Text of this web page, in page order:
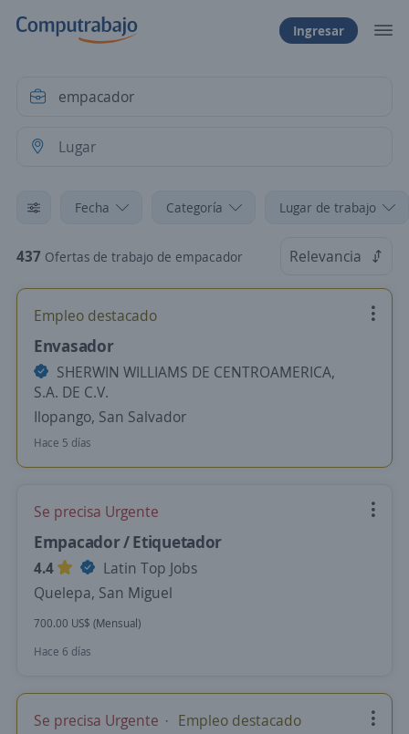
Ingresar
Fecha Categoría Lugar de trabajo
437 Ofertas de trabajo de empacador Relevancia
Empleo destacado
Envasador
SHERWIN WILLIAMS DE CENTROAMERICA,
S.A. DE C.V.
Ilopango, San Salvador
Hace 5 días
Se precisa Urgente
Empacador / Etiquetador
4.4
Latin Top Jobs
Quelepa, San Miguel
700.00 US$ (Mensual)
Hace 6 días
Se precisa Urgente Empleo destacado